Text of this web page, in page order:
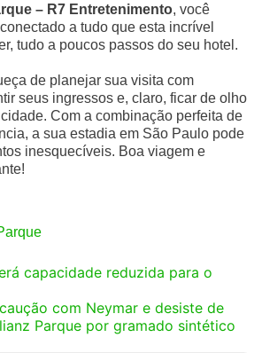
– R7 Entretenimento, você
a tudo que esta incrível
tudo a poucos passos do seu hotel.
de planejar sua visita com
seus ingressos e, claro, ficar de olho
Com a combinação perfeita de
a sua estadia em São Paulo pode
inesquecíveis. Boa viagem e
capacidade reduzida para o
com Neymar e desiste de
Parque por gramado sintético